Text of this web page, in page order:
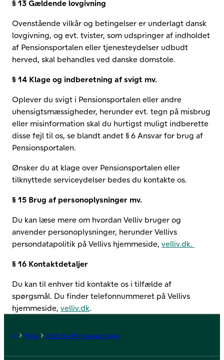
§ 13 Gældende lovgivning
Ovenstående vilkår og betingelser er underlagt dansk
lovgivning, og evt. tvister, som udspringer af indholdet
af Pensionsportalen eller tjenesteydelser udbudt
herved, skal behandles ved danske domstole.
§ 14 Klage og indberetning af svigt mv.
Oplever du svigt i Pensionsportalen eller andre
uhensigtsmæssigheder, herunder evt. tegn på misbrug
eller misinformation skal du hurtigst muligt indberette
disse fejl til os, se blandt andet § 6 Ansvar for brug af
Pensionsportalen.
Ønsker du at klage over Pensionsportalen eller
tilknyttede serviceydelser bedes du kontakte os.
§ 15 Brug af personoplysninger mv.
Du kan læse mere om hvordan Velliv bruger og
anvender personoplysninger, herunder Vellivs
persondatapolitik på Vellivs hjemmeside, velliv.dk.
§ 16 Kontaktdetaljer
Du kan til enhver tid kontakte os i tilfælde af
spørgsmål. Du finder telefonnummeret på Vellivs
hjemmeside, velliv.dk.
Forside
Vilkår Vilkår for Pensionsportalen